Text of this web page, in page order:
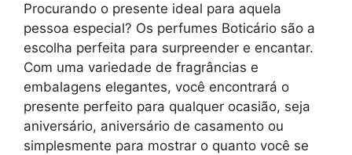
Procurando o presente ideal para aquela
pessoa especial? Os perfumes Boticário são a
escolha perfeita para surpreender e encantar.
Com uma variedade de fragrâncias e
embalagens elegantes, você encontrará o
presente perfeito para qualquer ocasião, seja
aniversário, aniversário de casamento ou
simplesmente para mostrar o quanto você se